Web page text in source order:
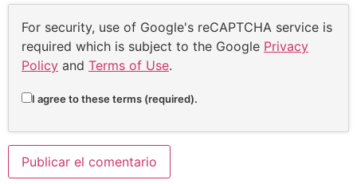
For security, use of Google's reCAPTCHA service is
required which is subject to the Google Privacy
Policy and Terms of Use.
I agree to these terms (required).